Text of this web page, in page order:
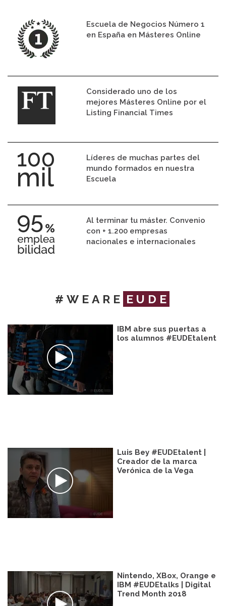
Escuela de Negocios Número 1
en España en Másteres Online
Considerado uno de los
mejores Másteres Online por el
Listing Financial Times
Líderes de muchas partes del
mundo formados en nuestra
Escuela
Al terminar tu máster. Convenio
con + 1.200 empresas
nacionales e internacionales
#WEARE EUDE
IBM abre sus puertas a
los alumnos #EUDEtalent
Luis Bey #EUDEtalent |
Creador de la marca
Verónica de la Vega
Nintendo, XBox, Orange e
IBM #EUDEtalks | Digital
Trend Month 2018